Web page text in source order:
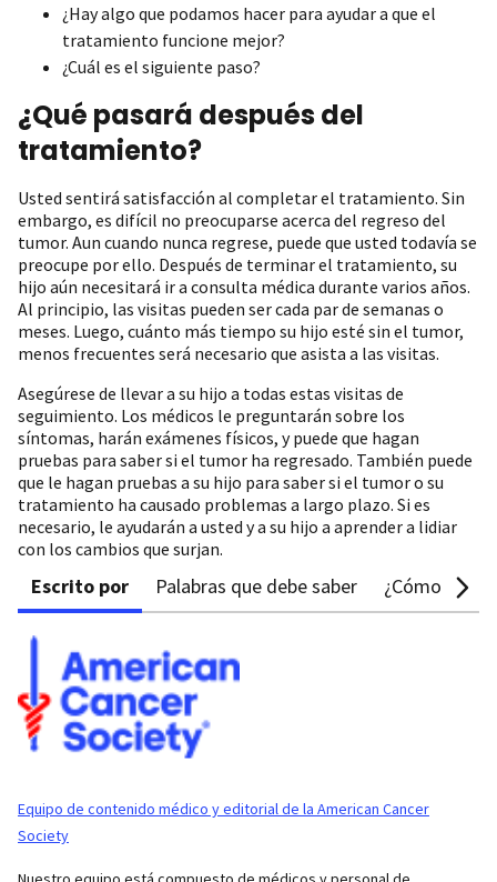
¿Hay algo que podamos hacer para ayudar a que el
tratamiento funcione mejor?
¿Cuál es el siguiente paso?
¿Qué pasará después del
tratamiento?
Usted sentirá satisfacción al completar el tratamiento. Sin
embargo, es difícil no preocuparse acerca del regreso del
tumor. Aun cuando nunca regrese, puede que usted todavía se
preocupe por ello. Después de terminar el tratamiento, su
hijo aún necesitará ir a consulta médica durante varios años.
Al principio, las visitas pueden ser cada par de semanas o
meses. Luego, cuánto más tiempo su hijo esté sin el tumor,
menos frecuentes será necesario que asista a las visitas.
Asegúrese de llevar a su hijo a todas estas visitas de
seguimiento. Los médicos le preguntarán sobre los
síntomas, harán exámenes físicos, y puede que hagan
pruebas para saber si el tumor ha regresado. También puede
que le hagan pruebas a su hijo para saber si el tumor o su
tratamiento ha causado problemas a largo plazo. Si es
necesario, le ayudarán a usted y a su hijo a aprender a lidiar
con los cambios que surjan.
Escrito por Palabras que debe saber ¿Cómo
Equipo de contenido médico y editorial de la American Cancer
Society